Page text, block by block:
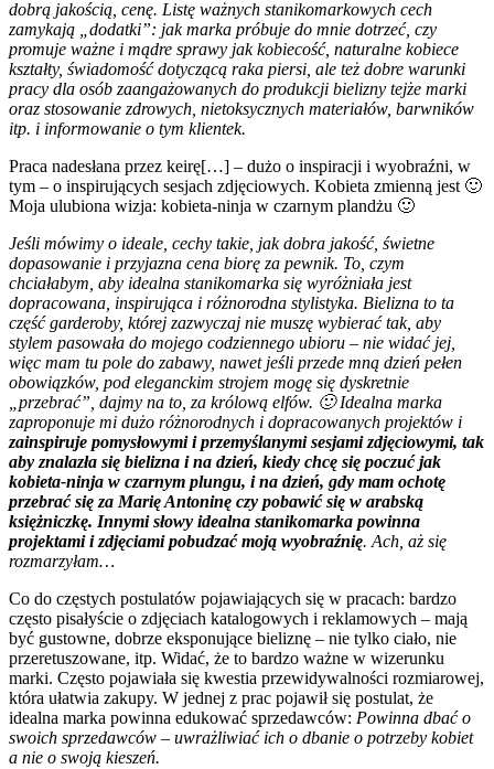
dobrą jakością, cenę. Listę ważnych stanikomarkowych cech
zamykają „dodatki”: jak marka próbuje do mnie dotrzeć, czy
promuje ważne i mądre sprawy jak kobiecość, naturalne kobiece
kształty, świadomość dotyczącą raka piersi, ale też dobre warunki
pracy dla osób zaangażowanych do produkcji bielizny tejże marki
oraz stosowanie zdrowych, nietoksycznych materiałów, barwników
itp. i informowanie o tym klientek.
Praca nadesłana przez keirę[…] – dużo o inspiracji i wyobraźni, w
tym – o inspirujących sesjach zdjęciowych. Kobieta zmienną jest 🙂
Moja ulubiona wizja: kobieta-ninja w czarnym plandżu 🙂
Jeśli mówimy o ideale, cechy takie, jak dobra jakość, świetne
dopasowanie i przyjazna cena biorę za pewnik. To, czym
chciałabym, aby idealna stanikomarka się wyróżniała jest
dopracowana, inspirująca i różnorodna stylistyka. Bielizna to ta
część garderoby, której zazwyczaj nie muszę wybierać tak, aby
stylem pasowała do mojego codziennego ubioru – nie widać jej,
więc mam tu pole do zabawy, nawet jeśli przede mną dzień pełen
obowiązków, pod eleganckim strojem mogę się dyskretnie
„przebrać”, dajmy na to, za królową elfów. 🙂 Idealna marka
zaproponuje mi dużo różnorodnych i dopracowanych projektów i
zainspiruje pomysłowymi i przemyślanymi sesjami zdjęciowymi, tak
aby znalazła się bielizna i na dzień, kiedy chcę się poczuć jak
kobieta-ninja w czarnym plungu, i na dzień, gdy mam ochotę
przebrać się za Marię Antoninę czy pobawić się w arabską
księżniczkę. Innymi słowy idealna stanikomarka powinna
projektami i zdjęciami pobudzać moją wyobraźnię. Ach, aż się
rozmarzyłam…
Co do częstych postulatów pojawiających się w pracach: bardzo
często pisałyście o zdjęciach katalogowych i reklamowych – mają
być gustowne, dobrze eksponujące bieliznę – nie tylko ciało, nie
przeretuszowane, itp. Widać, że to bardzo ważne w wizerunku
marki. Często pojawiała się kwestia przewidywalności rozmiarowej,
która ułatwia zakupy. W jednej z prac pojawił się postulat, że
idealna marka powinna edukować sprzedawców: Powinna dbać o
swoich sprzedawców – uwrażliwiać ich o dbanie o potrzeby kobiet
a nie o swoją kieszeń.